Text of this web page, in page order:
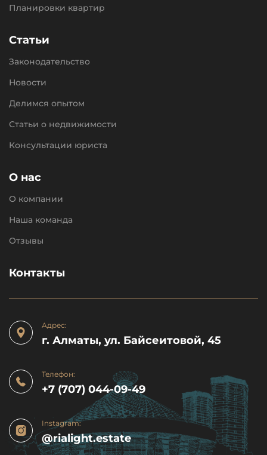
Планировки квартир
Статьи
Законодательство
Новости
Делимся опытом
Статьи о недвижимости
Консультации юриста
О нас
О компании
Наша команда
Отзывы
Контакты
Адрес:
г. Алматы, ул. Байсеитовой, 45
Телефон:
+7 (707) 044-09-49
Instagram:
@rialight.estate